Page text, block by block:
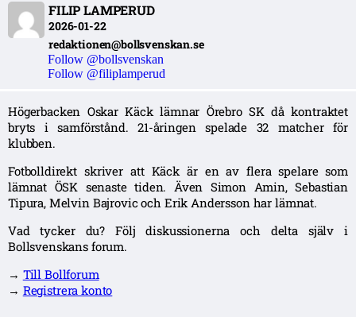
FILIP LAMPERUD
2026-01-22
redaktionen@bollsvenskan.se
Follow @bollsvenskan
Follow @filiplamperud
Högerbacken Oskar Käck lämnar Örebro SK då kontraktet
bryts i samförstånd. 21-åringen spelade 32 matcher för
klubben.
Fotbolldirekt skriver att Käck är en av flera spelare som
lämnat ÖSK senaste tiden. Även Simon Amin, Sebastian
Tipura, Melvin Bajrovic och Erik Andersson har lämnat.
Vad tycker du? Följ diskussionerna och delta själv i
Bollsvenskans forum.
→ Till Bollforum
→ Registrera konto